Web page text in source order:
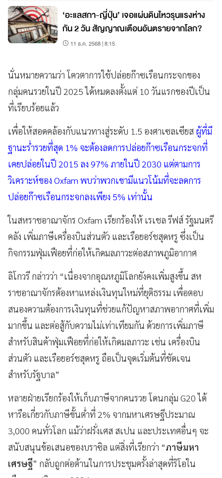
‘อะแลสกา-ญี่ปุ่น’ เจอแผ่นดินไหวรุนแรงห่าง
กัน 2 วัน สัญญาณเตือนอันตรายจากโลก?
11 ธ.ค. 2568 | 8:15
นั่นหมายความว่า โควตาการใช้ปล่อยก๊าซเรือนกระจกของ
กลุ่มคนรวยในปี 2025 ได้หมดลงตั้งแต่ 10 วันแรกของปีเป็น
ที่เรียบร้อยแล้ว
เพื่อให้สอดคล้องกับแนวทางสู่ระดับ 1.5 องศาเซลเซียส ผู้ที่มี
ฐานะร่ำรวยที่สุด 1% จะต้องลดการปล่อยก๊าซเรือนกระจกที่
เคยปล่อยในปี 2015 ลง 97% ภายในปี 2030 แต่ตามการ
วิเคราะห์ของ Oxfam พบว่าพวกเขามีแนวโน้มที่จะลดการ
ปล่อยก๊าซเรือนกระจกลงเพียง 5% เท่านั้น
ในสหราชอาณาจักร Oxfam เรียกร้องให้ เรเชล รีฟส์ รัฐมนตรี
คลัง เพิ่มภาษีเครื่องบินส่วนตัว และเรือยอร์ชสุดหรู ซึ่งเป็น
กิจกรรมฟุ่มเฟือยที่ก่อให้เกิดมลภาวะต่อสภาพภูมิอากาศ
ลิโกวรี กล่าวว่า “เนื่องจากอุณหภูมิโลกยังคงเพิ่มสูงขึ้น สห
ราชอาณาจักรต้องหาแหล่งเงินทุนใหม่ที่ยุติธรรม เพื่อตอบ
สนองความต้องการเงินทุนที่ช่วยแก้ปัญหาสภาพอากาศที่เพิ่ม
มากขึ้น และต่อสู้กับความไม่เท่าเทียมกัน ด้วยการเพิ่มภาษี
สำหรับสินค้าฟุ่มเฟือยที่ก่อให้เกิดมลภาวะ เช่น เครื่องบิน
ส่วนตัว และเรือยอร์ชสุดหรู ถือเป็นจุดเริ่มต้นที่ชัดเจน
สำหรับรัฐบาล”
หลายฝ่ายเรียกร้องให้เก็บภาษีจากคนรวย โดนกลุ่ม G20 ได้
หารือเกี่ยวกับภาษีขั้นต่ำที่ 2% จากมหาเศรษฐีประมาณ
3,000 คนทั่วโลก แม้ว่าฝรั่งเศส สเปน และประเทศอื่นๆ จะ
สนับสนุนข้อเสนอของบราซิล แต่สิ่งที่เรียกว่า “ภาษีมหา
เศรษฐี” กลับถูกต่อต้านในการประชุมครั้งล่าสุดที่ริโอใน